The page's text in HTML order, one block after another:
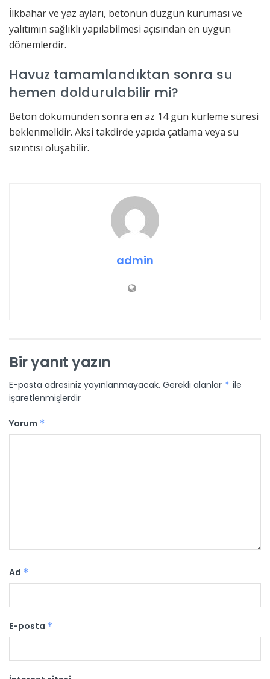
İlkbahar ve yaz ayları, betonun düzgün kuruması ve
yalıtımın sağlıklı yapılabilmesi açısından en uygun
dönemlerdir.
Havuz tamamlandıktan sonra su
hemen doldurulabilir mi?
Beton dökümünden sonra en az 14 gün kürleme süresi
beklenmelidir. Aksi takdirde yapıda çatlama veya su
sızıntısı oluşabilir.
admin
Bir yanıt yazın
E-posta adresiniz yayınlanmayacak. Gerekli alanlar * ile
işaretlenmişlerdir
Yorum *
Ad *
E-posta *